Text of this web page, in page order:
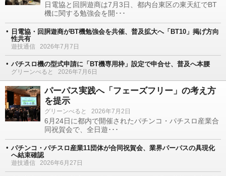
日電協と回胴遊商は7月3日、都内台東区の東天紅でBT
機に関する勉強会を開･･･
日電協・回胴遊商がBT機勉強会を共催、普及拡大へ「BT10」掲げ方向
性共有
遊技通信 2026年7月7日
パチスロ機の型式申請に「BT機専用枠」設定で申合せ、普及へ本腰
グリーンべると 2026年7月6日
パーパス実践へ「フェーズフリー」の考え方
を提示
グリーンべると 2026年7月2日
6月24日に都内で開催されたパチンコ・パチスロ産業合
同祝賀会で、全日遊･･･
パチンコ・パチスロ産業11団体が合同祝賀会、業界パーパスの具現化
へ結束確認
遊技通信 2026年6月27日